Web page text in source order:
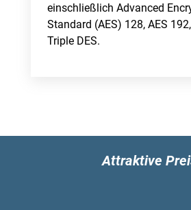
einschließlich Advanced
Standard (AES) 128, AES
Triple DES.
Attraktive